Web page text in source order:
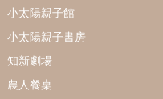
小太陽親子館
小太陽親子書房
知新劇場
農人餐桌